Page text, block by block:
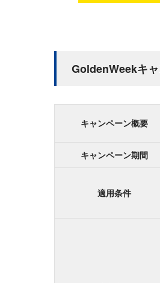
GoldenWeekキ
キャンペーン概要
キャンペーン期間
適用条件